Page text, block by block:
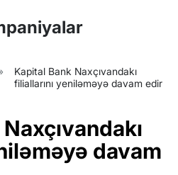
Kapital Bank Naxçıvandakı
filiallarını yeniləməyə davam edir
davam